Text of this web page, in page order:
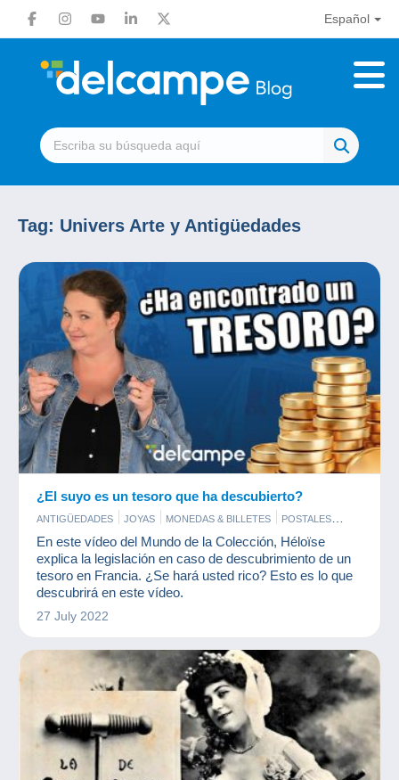
Español
Tag: Univers Arte y Antigüedades
¿El suyo es un tesoro que ha descubierto?
ANTIGÜEDADES JOYAS MONEDAS & BILLETES
POSTALES
SELLOS
En este vídeo del Mundo de la Colección, Héloïse
explica la legislación en caso de descubrimiento de un
tesoro en Francia. ¿Se hará usted rico? Esto es lo que
descubrirá en este vídeo.
27 July 2022